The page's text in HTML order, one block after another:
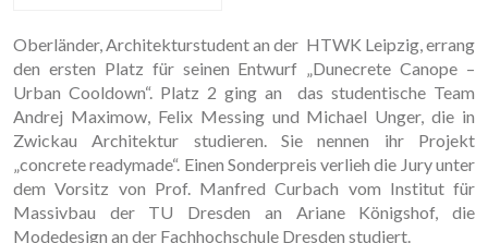
Oberländer, Architekturstudent an der HTWK Leipzig, errang
den ersten Platz für seinen Entwurf „Dunecrete Canope –
Urban Cooldown“. Platz 2 ging an das studentische Team
Andrej Maximow, Felix Messing und Michael Unger, die in
Zwickau Architektur studieren. Sie nennen ihr Projekt
„concrete readymade“. Einen Sonderpreis verlieh die Jury unter
dem Vorsitz von Prof. Manfred Curbach vom Institut für
Massivbau der TU Dresden an Ariane Königshof, die
Modedesign an der Fachhochschule Dresden studiert.